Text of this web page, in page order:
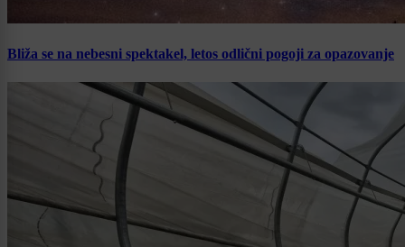
Bliža se na nebesni spektakel, letos odlični pogoji za opazovanje